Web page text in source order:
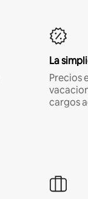
La
Precios
cargos